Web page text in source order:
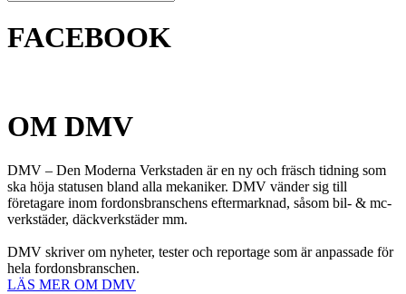
FACEBOOK
OM DMV
DMV – Den Moderna Verkstaden är en ny och fräsch tidning som
ska höja statusen bland alla mekaniker. DMV vänder sig till
företagare inom fordonsbranschens eftermarknad, såsom bil- & mc-
verkstäder, däckverkstäder mm.
DMV skriver om nyheter, tester och reportage som är anpassade för
hela fordonsbranschen.
LÄS MER OM DMV